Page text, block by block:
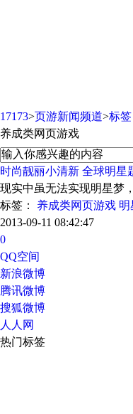
17173>页游新闻频道>标
养成类网页游戏
时尚靓丽小清新 全球明星
现实中虽无法实现明星梦
标签：
养成类网页游戏 明
2013-09-11 08:42:47
0
QQ空间
新浪微博
腾讯微博
搜狐微博
人人网
热门标签